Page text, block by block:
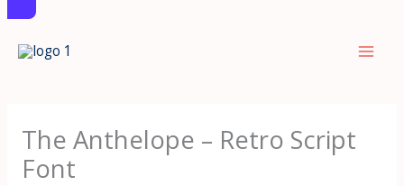
The Anthelope – Retro Script
Font